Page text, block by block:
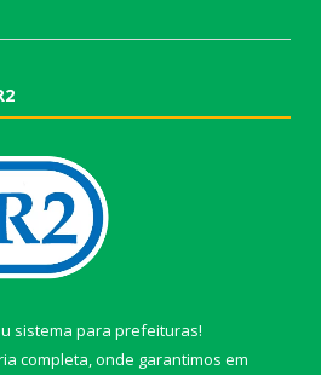
sistema para prefeituras!
completa, onde garantimos em